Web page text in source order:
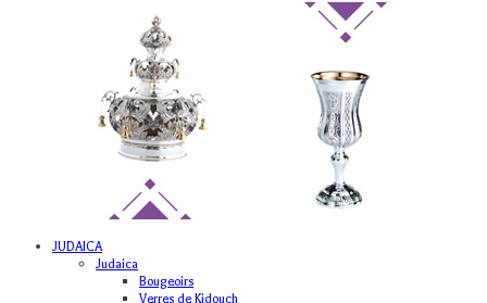
JUDAICA
Judaica
Bougeoirs
Verres de Kidouch